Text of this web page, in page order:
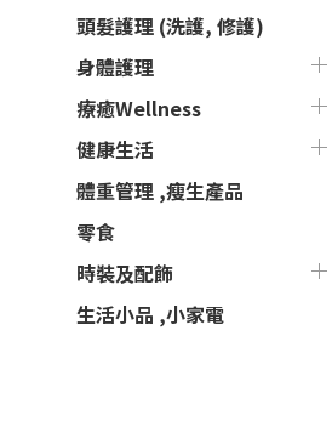
頭髮護理 (洗護, 修護)
身體護理
療癒Wellness
健康生活
體重管理 ,瘦生產品
零食
時裝及配飾
生活小品 ,小家電